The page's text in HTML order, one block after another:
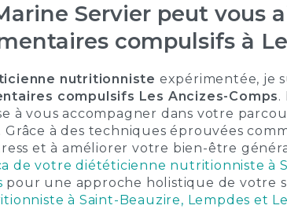
Servier peut vous
compulsifs à
nutritionniste expérimentée, je
compulsifs Les Ancizes-Comps.
à vous accompagner dans votre
à des techniques éprouvées
et à améliorer votre bien-être
de votre diététicienne nutritionniste à
pour une approche holistique de votre
à Saint-Beauzire, Lempdes et